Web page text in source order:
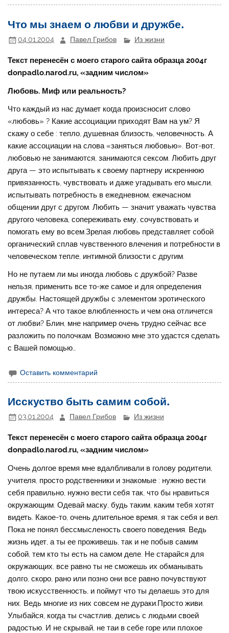
Что мы знаем о любви и дружбе.
04.01.2004 Павел Грибов Из жизни
Текст перенесён с моего старого сайта образца 2004г
donpadlo.narod.ru, «задним числом»
Любовь. Миф или реальность?
Что каждый из нас думает когда произсносит слово
«любовь» ? Какие ассоциации приходят Вам на ум? Я
скажу о себе : тепло, душевная близость, человечность. А
какие ассоциации на слова «заняться любовью». Вот-вот,
любовью не занимаются, занимаются сексом. Любить друг
друга — это испытывать к своему партнеру искреннюю
привязанность, чувствовать и даже угадывать его мысли,
испытывать потребность в ежедневном, ежечасном
общении друг с другом. Любить — значит уважать чувства
другого человека, сопереживать ему, сочувствовать и
помогать ему во всем.Зрелая любовь представляет собой
органический сплав чувственного влечения и потребности в
человеческом тепле, интимной близости с другим.
Но не путаем ли мы иногда любовь с дружбой? Разве
нельзя, применить все то-же самое и для определения
дружбы. Настоящей дружбы с элементом эротического
интереса? А что такое влюбленность и чем она отличется
от любви? Блин, мне например очень трудно сейчас все
разложить по полочкам. Возможно мне это удастся сделать
с Вашей помощью…
Оставить комментарий
Исскуство быть самим собой.
03.01.2004 Павел Грибов Из жизни
Текст перенесён с моего старого сайта образца 2004г
donpadlo.narod.ru, «задним числом»
Очень долгое время мне вдалбливали в голову родители,
учителя, просто родственники и знакомые : нужно вести
себя правильно, нужно вести себя так, что бы нравиться
окружающим. Одевай маску, будь таким, каким тебя хотят
видеть. Какое-то, очень длительное время, я так себя и вел.
Пока не понял бессмысленость своего поведения. Ведь
жизнь идет, а ты ее проживешь, так и не побыв самим
собой, тем кто ты есть на самом деле. Не старайся для
окружающих, все равно ты не сможешь их обманывать
долго, скоро, рано или позно они все равно почувствуют
твою искусственность, и поймут что ты делаешь это для
них. Ведь многие из них совсем не дураки.Просто живи.
Улыбайся, когда ты счастлив, делись с людьми своей
радостью. И не скрывай, не таи в себе горе или плохое